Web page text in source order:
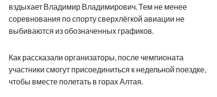
вздыхает Владимир Владимирович. Тем не менее
соревнования по спорту сверхлёгкой авиации не
выбиваются из обозначенных графиков.
Как рассказали организаторы, после чемпионата
участники смогут присоединиться к недельной поездке,
чтобы вместе полетать в горах Алтая.